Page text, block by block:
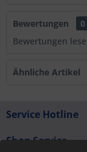
Bewertungen
0
Bewertungen
Ähnliche Artikel
Service Hotline
Shop Service